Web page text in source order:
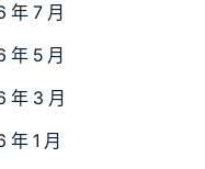
年 7 月
年 5 月
年 3 月
年 1 月